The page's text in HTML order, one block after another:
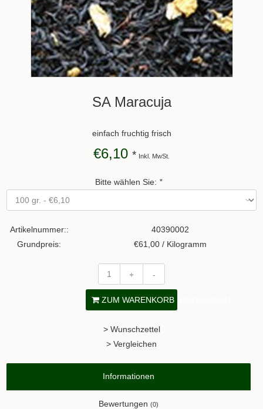
SA Maracuja
einfach fruchtig frisch
€6,10 * Inkl. MwSt.
Bitte wählen Sie: *
Artikelnummer::
40390002
Grundpreis:
€61,00 / Kilogramm
+ -
ZUM WARENKORB HINZUFÜGEN
> Wunschzettel
> Vergleichen
Informationen
Bewertungen (0)